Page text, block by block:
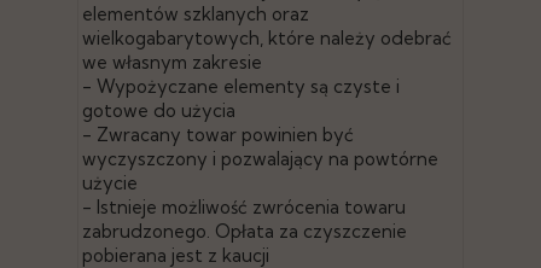
elementów szklanych oraz
wielkogabarytowych, które należy odebrać
we własnym zakresie
- Wypożyczane elementy są czyste i
gotowe do użycia
- Zwracany towar powinien być
wyczyszczony i pozwalający na powtórne
użycie
- Istnieje możliwość zwrócenia towaru
zabrudzonego. Opłata za czyszczenie
pobierana jest z kaucji